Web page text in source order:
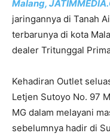
Malang,
jaringannya di Tanah
terbarunya di kota
dealer Tritunggal
Kehadiran Outlet
Letjen Sutoyo No. 97
MG dalam melayani
sebelumnya hadir di